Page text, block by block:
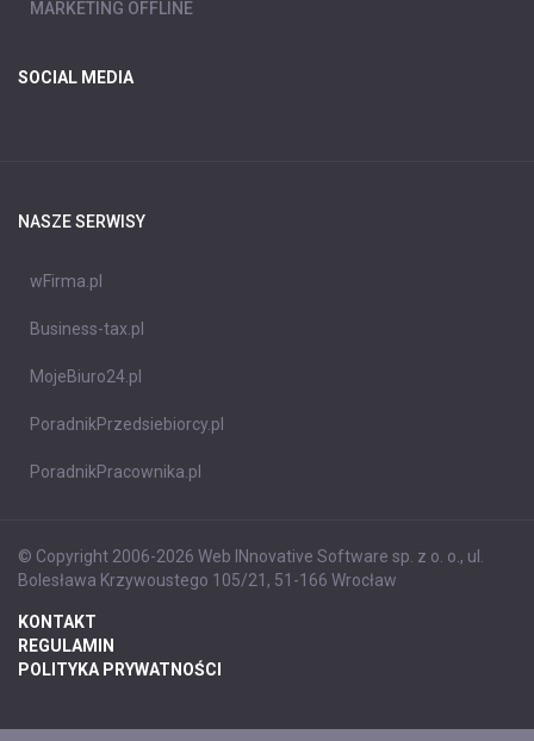
MARKETING OFFLINE
SOCIAL MEDIA
NASZE SERWISY
wFirma.pl
Business-tax.pl
MojeBiuro24.pl
PoradnikPrzedsiebiorcy.pl
PoradnikPracownika.pl
© Copyright 2006-2026 Web INnovative Software sp. z o. o., ul.
Bolesława Krzywoustego 105/21, 51-166 Wrocław
KONTAKT
REGULAMIN
POLITYKA PRYWATNOŚCI